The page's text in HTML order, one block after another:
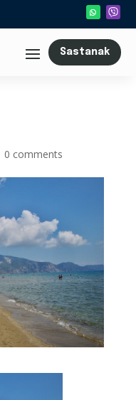
Sastanak
0 comments